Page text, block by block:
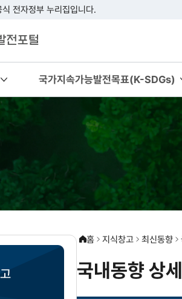
전자정부 누리집입니다.
국가지속가능발전목표(K-SDGs)
홈 지식창고 최신동향
국내동향 상